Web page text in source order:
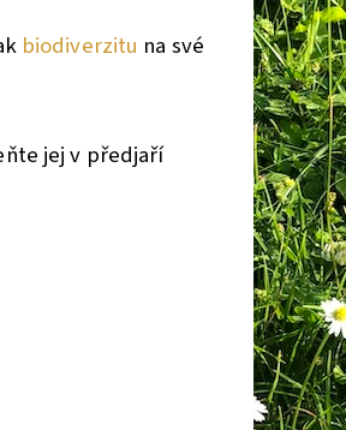
biodiverzitu na své
jej v předjaří